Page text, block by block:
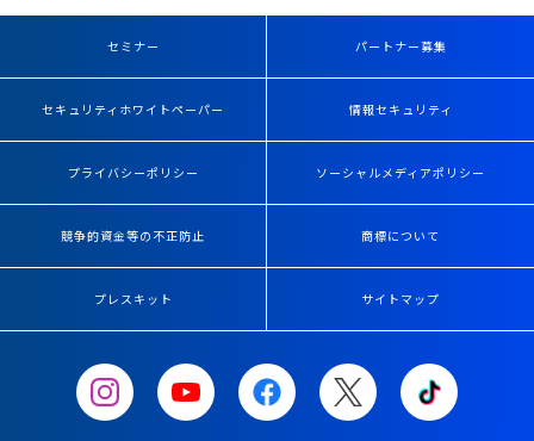
セミナー パートナー募集
セキュリティホワイトペーパー 情報セキュリティ
プライバシーポリシー ソーシャルメディアポリシー
競争的資金等の不正防止 商標について
プレスキット サイトマップ